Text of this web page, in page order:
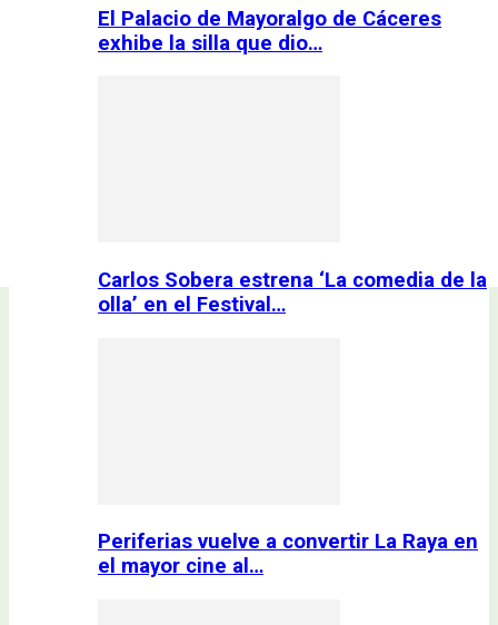
El Palacio de Mayoralgo de Cáceres
exhibe la silla que dio…
Carlos Sobera estrena ‘La comedia de la
olla’ en el Festival…
Periferias vuelve a convertir La Raya en
el mayor cine al…